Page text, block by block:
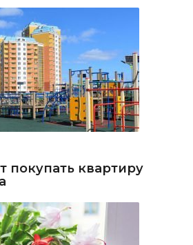
покупать квартиру